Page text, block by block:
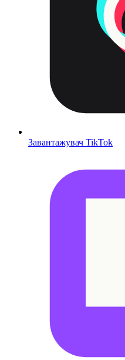
Завантажувач TikTok